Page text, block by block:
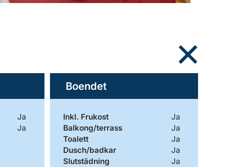
Ja
Ja
Boendet
Inkl. Frukost
Ja
Balkong/terrass
Ja
Toalett
Ja
Dusch/badkar
Ja
Slutstädning
Ja